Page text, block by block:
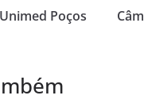
Poços